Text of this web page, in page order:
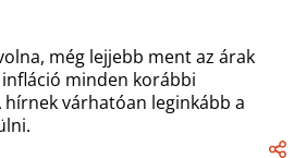
még lejjebb ment az árak
minden korábbi
várhatóan leginkább a